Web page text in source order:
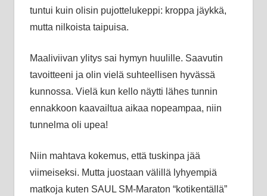
tuntui kuin olisin pujottelukeppi: kroppa jäykkä,
mutta nilkoista taipuisa.
Maaliviivan ylitys sai hymyn huulille. Saavutin
tavoitteeni ja olin vielä suhteellisen hyvässä
kunnossa. Vielä kun kello näytti lähes tunnin
ennakkoon kaavailtua aikaa nopeampaa, niin
tunnelma oli upea!
Niin mahtava kokemus, että tuskinpa jää
viimeiseksi. Mutta juostaan välillä lyhyempiä
matkoja kuten SAUL SM-Maraton “kotikentällä”